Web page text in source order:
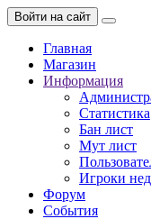
Войти на сайт
Главная
Магазин
Информация
Статистика
Бан лист
Мут лист
Игроки
Форум
События